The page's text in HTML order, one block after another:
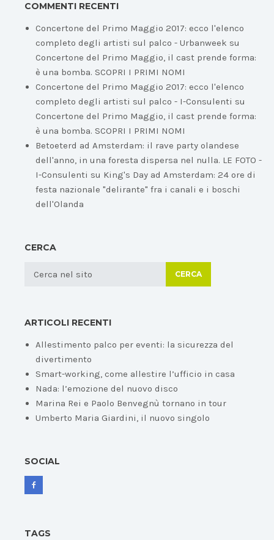
COMMENTI RECENTI
Concertone del Primo Maggio 2017: ecco l'elenco
completo degli artisti sul palco - Urbanweek su
Concertone del Primo Maggio, il cast prende forma:
è una bomba. SCOPRI I PRIMI NOMI
Concertone del Primo Maggio 2017: ecco l'elenco
completo degli artisti sul palco - I-Consulenti su
Concertone del Primo Maggio, il cast prende forma:
è una bomba. SCOPRI I PRIMI NOMI
Betoeterd ad Amsterdam: il rave party olandese
dell'anno, in una foresta dispersa nel nulla. LE FOTO -
I-Consulenti su King's Day ad Amsterdam: 24 ore di
festa nazionale "delirante" fra i canali e i boschi
dell'Olanda
CERCA
CERCA
ARTICOLI RECENTI
Allestimento palco per eventi: la sicurezza del
divertimento
Smart-working, come allestire l’ufficio in casa
Nada: l’emozione del nuovo disco
Marina Rei e Paolo Benvegnù tornano in tour
Umberto Maria Giardini, il nuovo singolo
SOCIAL
TAGS